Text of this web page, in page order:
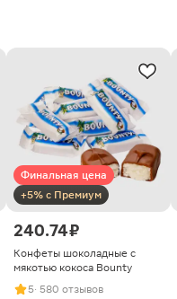
Финальная цена
+5% с Премиум
240.74 ₽
Конфеты шоколадные с
мякотью кокоса Bounty
5· 580 отзывов